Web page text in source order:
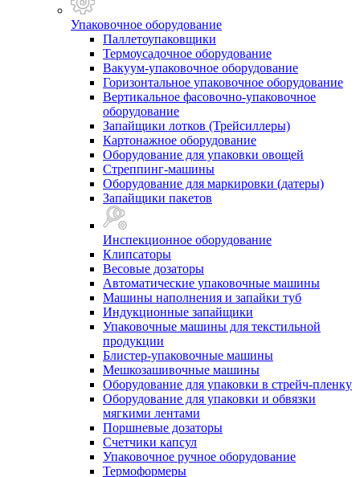
Упаковочное оборудование
Паллетоупаковщики
Термоусадочное оборудование
Вакуум-упаковочное оборудование
Горизонтальное упаковочное оборудование
Вертикальное фасовочно-упаковочное
оборудование
Запайщики лотков (Трейсиллеры)
Картонажное оборудование
Оборудование для упаковки овощей
Стреппинг-машины
Оборудование для маркировки (датеры)
Запайщики пакетов
Инспекционное оборудование
Клипсаторы
Весовые дозаторы
Автоматические упаковочные машины
Машины наполнения и запайки туб
Индукционные запайщики
Упаковочные машины для текстильной
продукции
Блистер-упаковочные машины
Мешкозашивочные машины
Оборудование для упаковки в стрейч-пленку
Оборудование для упаковки и обвязки
мягкими лентами
Поршневые дозаторы
Счетчики капсул
Упаковочное ручное оборудование
Термоформеры